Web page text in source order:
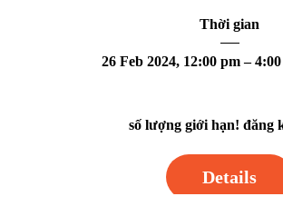
Thời gian
26 Feb 2024, 12:00 pm –
số lượng giới hạn! đăng
Details